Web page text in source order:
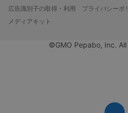
広告識別子の取得・利用
プライバシーポ
メディアキット
©GMO Pepabo, Inc.